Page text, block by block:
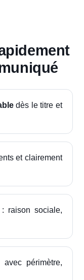
dès le titre et
et clairement
: raison sociale,
avec périmètre,